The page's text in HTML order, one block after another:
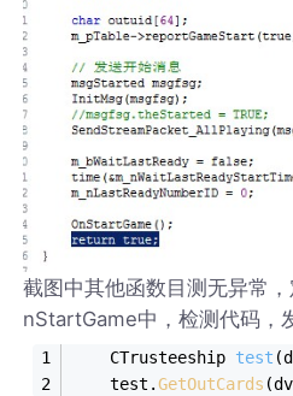
截图中其他函数目测无异常
nStartGame中，检测代码，
CTrusteeship test
	test.
GetOutCards